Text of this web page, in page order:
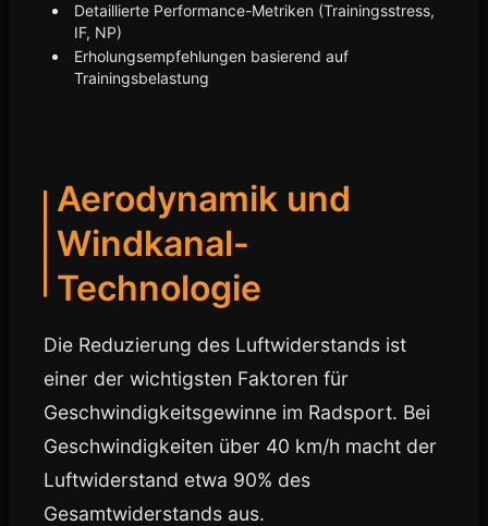
Detaillierte Performance-Metriken (Trainingsstress,
IF, NP)
Erholungsempfehlungen basierend auf
Trainingsbelastung
Aerodynamik und
Windkanal-
Technologie
Die Reduzierung des Luftwiderstands ist
einer der wichtigsten Faktoren für
Geschwindigkeitsgewinne im Radsport. Bei
Geschwindigkeiten über 40 km/h macht der
Luftwiderstand etwa 90% des
Gesamtwiderstands aus.